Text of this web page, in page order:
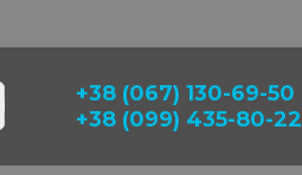
+38 (067) 130-69-50
+38 (099) 435-80-22